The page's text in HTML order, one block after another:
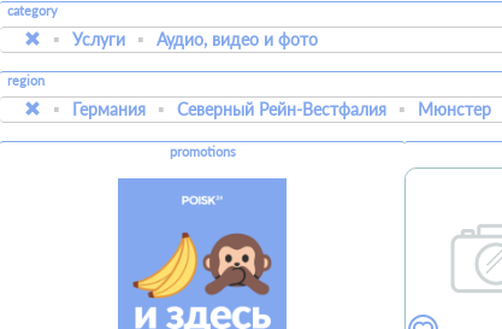
category
Услуги Аудио, видео и фото
region
Германия Северный Рейн-Вестфалия Мюнстер
promotions